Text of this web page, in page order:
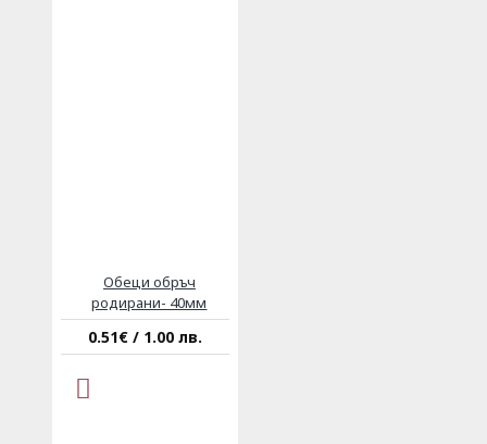
Обеци обръч
родирани- 40мм
0.51€ / 1.00 лв.